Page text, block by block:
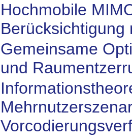
Hochmobile
Berücksichtigung
Gemeinsame
und